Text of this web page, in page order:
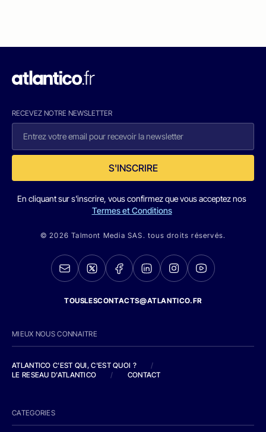
RECEVEZ NOTRE NEWSLETTER
S'INSCRIRE
En cliquant sur s'inscrire, vous confirmez que vous acceptez nos
Termes et Conditions
© 2026 Talmont Media SAS. tous droits réservés.
TOUSLESCONTACTS@ATLANTICO.FR
MIEUX NOUS CONNAITRE
ATLANTICO C'EST QUI, C'EST QUOI ?
/
LE RESEAU D'ATLANTICO
/ CONTACT
CATEGORIES